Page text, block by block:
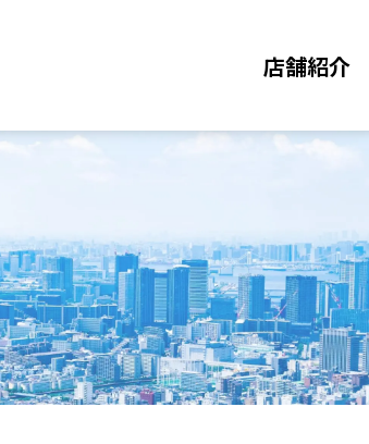
店舗紹介